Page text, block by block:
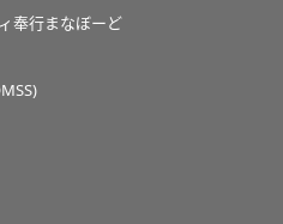
奉行まなぼーど